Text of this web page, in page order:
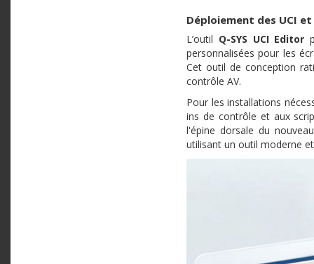
Déploiement des UCI
L’outil Q-SYS UCI Editor
personnalisées pour les
Cet outil de conception
contrôle AV.
Pour les installations
ins de contrôle et aux
l'épine dorsale du
utilisant un outil moderne